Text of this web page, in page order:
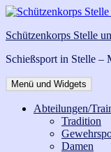
Zum
springen
Schützenkorps Stelle
Schießsport in Stelle –
Menü und Widgets
Abteilungen/
Tradition
Damen